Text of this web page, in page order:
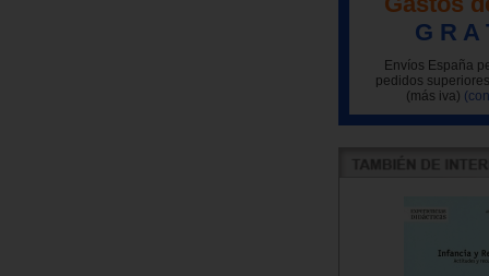
G R A
Envíos España
pedidos
(más iva)